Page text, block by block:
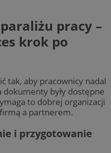
pracy –
krok po
tak, aby pracownicy nadal
dokumenty były dostępne
to dobrej organizacji
a partnerem.
i przygotowanie